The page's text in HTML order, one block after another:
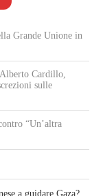
Grande Unione in
Cardillo,
sulle
“Un’altra
a guidare Gaza?